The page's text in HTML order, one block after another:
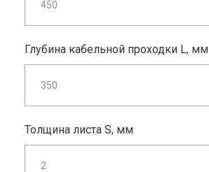
Глубина кабельной проходки L, мм
Толщина листа S, мм